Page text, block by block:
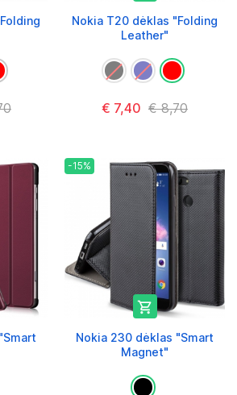
Nokia T20 dėklas "Folding
Leather"
€ 7,40 € 8,70
-15%

Nokia 230 dėklas "Smart
Magnet"